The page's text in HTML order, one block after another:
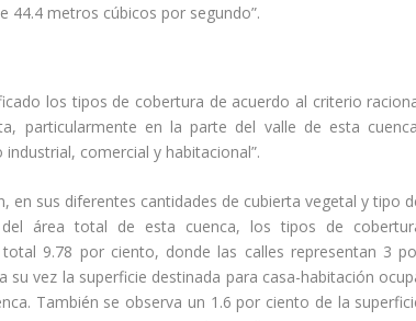
44.4 metros cúbicos por segundo”.
los tipos de cobertura de acuerdo al criterio
particularmente en la parte del valle de esta
comercial y habitacional”.
en sus diferentes cantidades de cubierta vegetal y tipo
área total de esta cuenca, los tipos de
9.78 por ciento, donde las calles representan 3
vez la superficie destinada para casa-habitación
También se observa un 1.6 por ciento de la